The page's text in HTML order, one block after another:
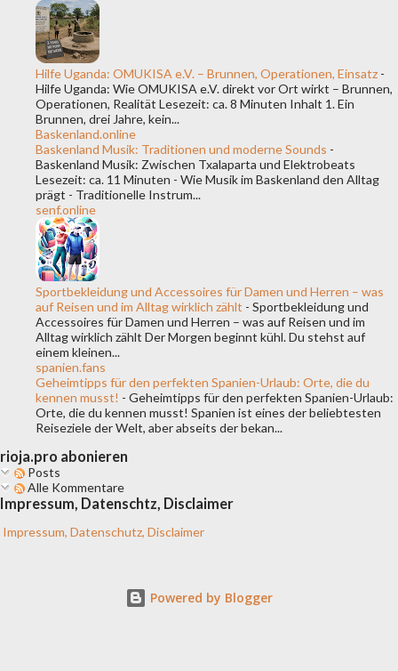
Hilfe Uganda: OMUKISA e.V. – Brunnen, Operationen, Einsatz -
Hilfe Uganda: Wie OMUKISA e.V. direkt vor Ort wirkt – Brunnen,
Operationen, Realität Lesezeit: ca. 8 Minuten Inhalt 1. Ein
Brunnen, drei Jahre, kein...
Baskenland.online
Baskenland Musik: Traditionen und moderne Sounds -
Baskenland Musik: Zwischen Txalaparta und Elektrobeats
Lesezeit: ca. 11 Minuten - Wie Musik im Baskenland den Alltag
prägt - Traditionelle Instrum...
senf.online
Sportbekleidung und Accessoires für Damen und Herren – was
auf Reisen und im Alltag wirklich zählt - Sportbekleidung und
Accessoires für Damen und Herren – was auf Reisen und im
Alltag wirklich zählt Der Morgen beginnt kühl. Du stehst auf
einem kleinen...
spanien.fans
Geheimtipps für den perfekten Spanien-Urlaub: Orte, die du
kennen musst! - Geheimtipps für den perfekten Spanien-Urlaub:
Orte, die du kennen musst! Spanien ist eines der beliebtesten
Reiseziele der Welt, aber abseits der bekan...
rioja.pro abonieren
Posts
Alle Kommentare
Impressum, Datenschtz, Disclaimer
Impressum, Datenschutz, Disclaimer
Powered by Blogger